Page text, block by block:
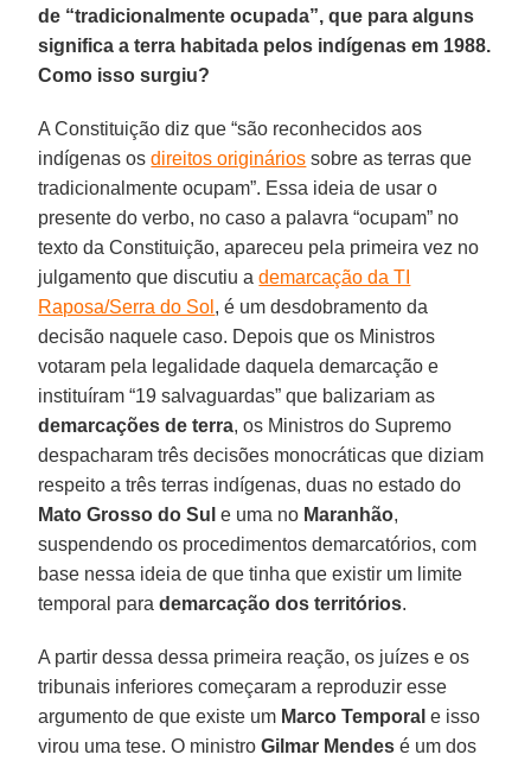
de “tradicionalmente ocupada”, que para alguns
significa a terra habitada pelos indígenas em 1988.
Como isso surgiu?
A Constituição diz que “são reconhecidos aos
indígenas osdireitos originários sobre as terras que
tradicionalmente ocupam”. Essa ideia de usar o
presente do verbo, no caso a palavra “ocupam” no
texto da Constituição, apareceu pela primeira vez no
julgamento que discutiu ademarcação da TI
Raposa/Serra do Sol , é um desdobramento da
decisão naquele caso. Depois que os Ministros
votaram pela legalidade daquela demarcação e
instituíram “19 salvaguardas” que balizariam as
demarcações de terra, os Ministros do Supremo
despacharam três decisões monocráticas que diziam
respeito a três terras indígenas, duas no estado do
Mato Grosso do Sul e uma no Maranhão,
suspendendo os procedimentos demarcatórios, com
base nessa ideia de que tinha que existir um limite
temporal parademarcação dos territórios.
A partir dessa dessa primeira reação, os juízes e os
tribunais inferiores começaram a reproduzir esse
argumento de que existe um Marco Temporal e isso
virou uma tese. O ministroGilmar Mendes é um dos